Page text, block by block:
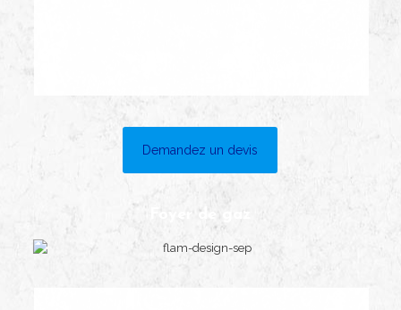
Demandez un devis
Foyer de gaz